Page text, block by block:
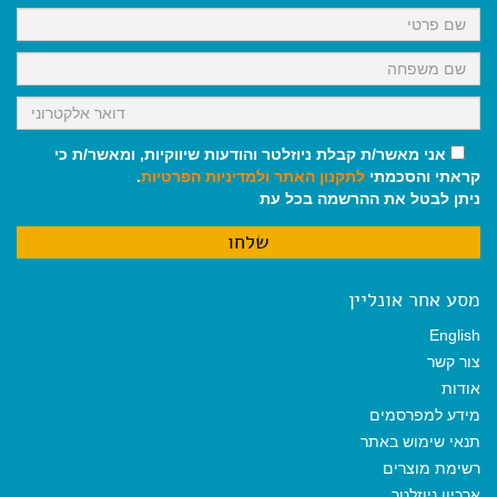
k
p
m
אני מאשר/ת קבלת ניוזלטר והודעות שיווקיות, ומאשר/ת כי
קראתי והסכמתי לתקנון האתר ולמדיניות הפרטיות.
ניתן לבטל את ההרשמה בכל עת
מסע אחר אונליין
English
צור קשר
אודות
מידע למפרסמים
תנאי שימוש באתר
רשימת מוצרים